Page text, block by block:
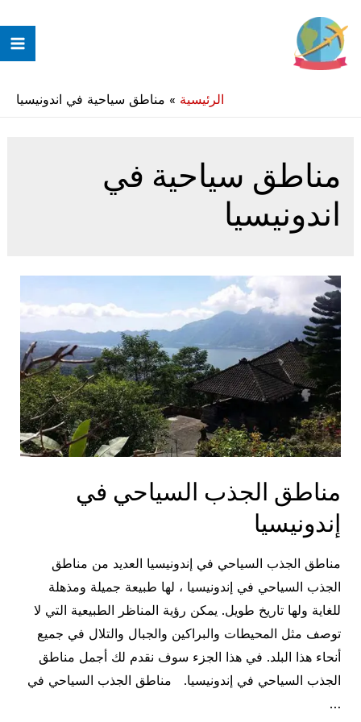
إلى
المحتوى
الرئيسية » مناطق سياحية في اندونيسيا
مناطق سياحية في
اندونيسيا
مناطق الجذب السياحي في
إندونيسيا
مناطق الجذب السياحي في إندونيسيا العديد من مناطق
الجذب السياحي في إندونيسيا ، لها طبيعة جميلة ومذهلة
للغاية ولها تاريخ طويل. يمكن رؤية المناظر الطبيعية التي لا
توصف مثل المحيطات والبراكين والجبال والتلال في جميع
أنحاء هذا البلد. في هذا الجزء سوف نقدم لك أجمل مناطق
الجذب السياحي في إندونيسيا. مناطق الجذب السياحي في
…